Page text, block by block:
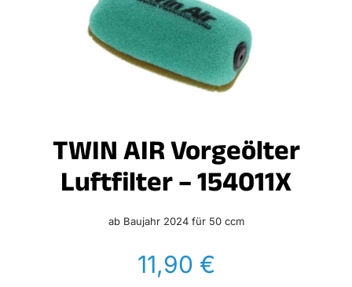
TWIN AIR Vorgeölter
Luftfilter – 154011X
ab Baujahr 2024 für 50 ccm
11,90 €